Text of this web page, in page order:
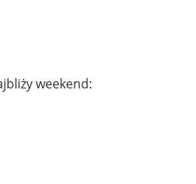
weekend: